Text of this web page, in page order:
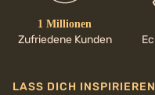
1 Millionen
Zufriedene Kunden
LASS DICH INSPIRIEREN